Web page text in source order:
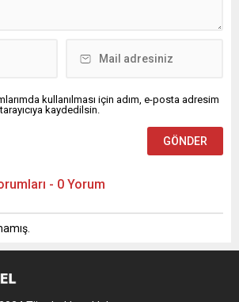
kullanılması için adım, e-posta adresim
kaydedilsin.
- 0 Yorum